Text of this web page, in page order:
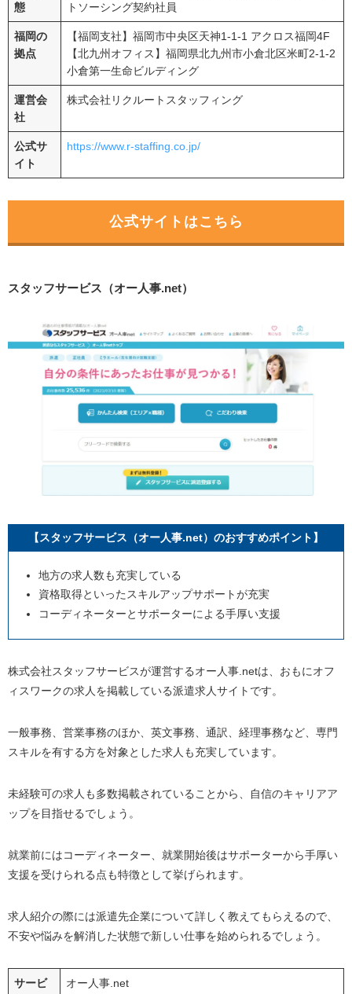
態
トソーシング契約社員
福岡の
拠点
【福岡支社】福岡市中央区天神1-1-1 アクロス福岡4F
【北九州オフィス】福岡県北九州市小倉北区米町2-1-2
小倉第一生命ビルディング
運営会
社
株式会社リクルートスタッフィング
公式サ
イト
https://www.r-staffing.co.jp/
公式サイトはこちら
スタッフサービス（オー人事.net）
【スタッフサービス（オー人事.net）のおすすめポイント】
地方の求人数も充実している
資格取得といったスキルアップサポートが充実
コーディネーターとサポーターによる手厚い支援
株式会社スタッフサービスが運営するオー人事.netは、おもにオフ
ィスワークの求人を掲載している派遣求人サイトです。
一般事務、営業事務のほか、英文事務、通訳、経理事務など、専門
スキルを有する方を対象とした求人も充実しています。
未経験可の求人も多数掲載されていることから、自信のキャリアア
ップを目指せるでしょう。
就業前にはコーディネーター、就業開始後はサポーターから手厚い
支援を受けられる点も特徴として挙げられます。
求人紹介の際には派遣先企業について詳しく教えてもらえるので、
不安や悩みを解消した状態で新しい仕事を始められるでしょう。
サービ
オー人事.net